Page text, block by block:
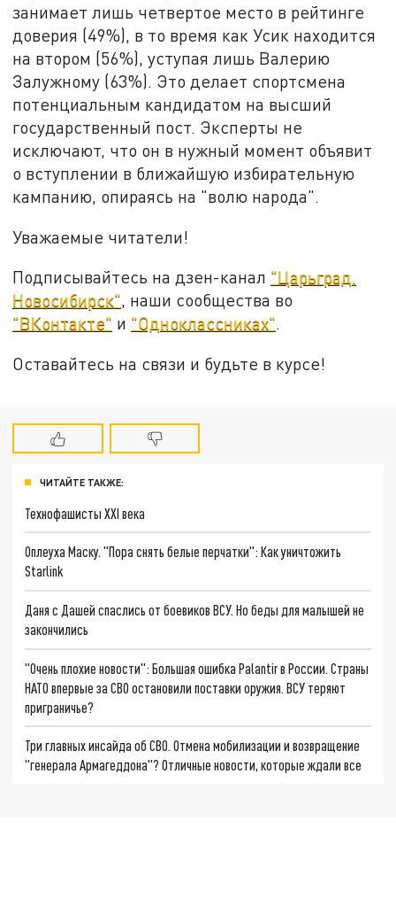
занимает лишь четвертое место в рейтинге
доверия (49%), в то время как Усик находится
на втором (56%), уступая лишь Валерию
Залужному (63%). Это делает спортсмена
потенциальным кандидатом на высший
государственный пост. Эксперты не
исключают, что он в нужный момент объявит
о вступлении в ближайшую избирательную
кампанию, опираясь на "волю народа".
Уважаемые читатели!
Подписывайтесь на дзен-канал "Царьград.
Новосибирск", наши сообщества во
"ВКонтакте" и "Одноклассниках".
Оставайтесь на связи и будьте в курсе!
ЧИТАЙТЕ ТАКЖЕ:
Технофашисты XXI века
Оплеуха Маску. "Пора снять белые перчатки": Как уничтожить
Starlink
Даня с Дашей спаслись от боевиков ВСУ. Но беды для малышей не
закончились
"Очень плохие новости": Большая ошибка Palantir в России. Страны
НАТО впервые за СВО остановили поставки оружия. ВСУ теряют
приграничье?
Три главных инсайда об СВО. Отмена мобилизации и возвращение
"генерала Армагеддона"? Отличные новости, которые ждали все